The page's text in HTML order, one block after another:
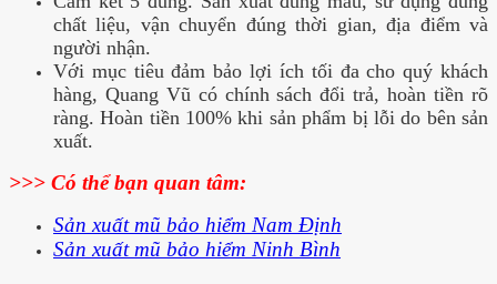
chất liệu, vận chuyển đúng thời gian, địa điểm và
người nhận.
Với mục tiêu đảm bảo lợi ích tối đa cho quý khách
hàng, Quang Vũ có chính sách đổi trả, hoàn tiền rõ
ràng. Hoàn tiền 100% khi sản phẩm bị lỗi do bên sản
xuất.
>>> Có thể bạn quan tâm:
Sản xuất mũ bảo hiểm Nam Định
Sản xuất mũ bảo hiểm Ninh Bình